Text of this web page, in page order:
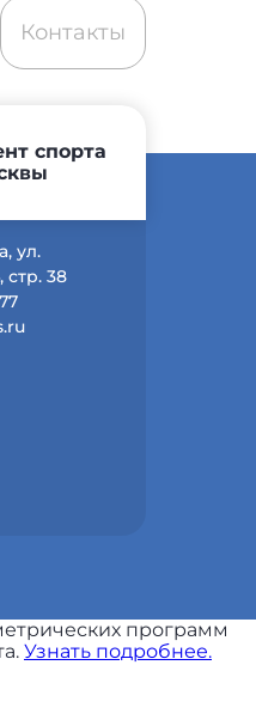
Контакты
спорта
ул.
стр. 38
программ
Узнать подробнее.